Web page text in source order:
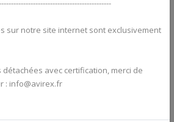
Alternators
sur notre site internet sont exclusivement
avec certification, merci de
: info@avirex.fr